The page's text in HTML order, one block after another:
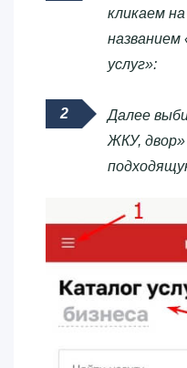
кликаем
названием
услуг»:
Далее
ЖКУ, двор»